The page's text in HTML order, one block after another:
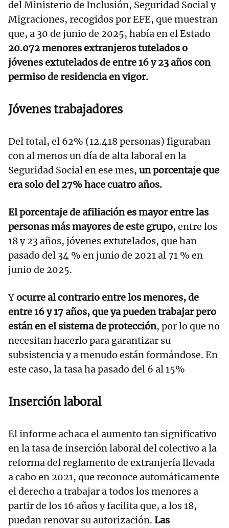
del Ministerio de Inclusión, Seguridad Social y
Migraciones, recogidos por EFE, que muestran
que, a 30 de junio de 2025, había en el Estado
20.072 menores extranjeros tutelados o
jóvenes extutelados de entre 16 y 23 años con
permiso de residencia en vigor.
Jóvenes trabajadores
Del total, el 62% (12.418 personas) figuraban
con al menos un día de alta laboral en la
Seguridad Social en ese mes, un porcentaje que
era solo del 27% hace cuatro años.
El porcentaje de afiliación es mayor entre las
personas más mayores de este grupo, entre los
18 y 23 años, jóvenes extutelados, que han
pasado del 34 % en junio de 2021 al 71 % en
junio de 2025.
Yocurre al contrario entre los menores, de
entre 16 y 17 años, que ya pueden trabajar pero
están en el sistema de protección, por lo que no
necesitan hacerlo para garantizar su
subsistencia y a menudo están formándose. En
este caso, la tasa ha pasado del 6 al 15%
Inserción laboral
El informe achaca el aumento tan significativo
en la tasa de inserción laboral del colectivo a la
reforma del reglamento de extranjería llevada
a cabo en 2021, que reconoce automáticamente
el derecho a trabajar a todos los menores a
partir de los 16 años y facilita que, a los 18,
puedan renovar su autorización. Las